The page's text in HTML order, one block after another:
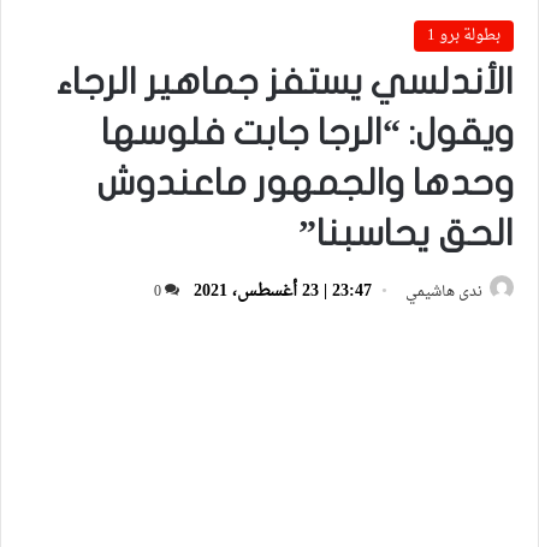
بطولة برو 1
الأندلسي يستفز جماهير الرجاء
ويقول: “الرجا جابت فلوسها
وحدها والجمهور ماعندوش
الحق يحاسبنا”
ندى هاشيمي 23:47 | 23 أغسطس، 2021 0